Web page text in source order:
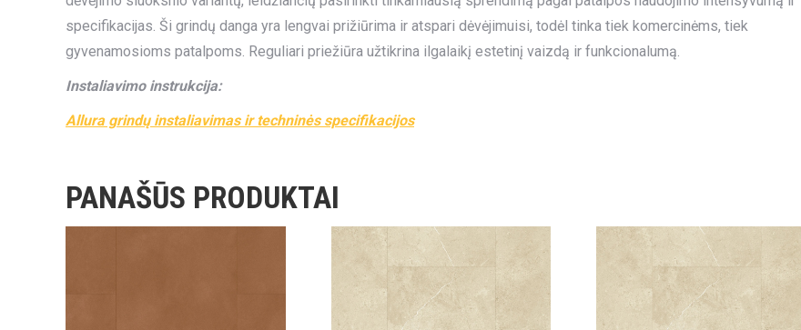
specifikacijas. Ši grindų danga yra lengvai prižiūrima ir atspari dėvėjimuisi, todėl tinka tiek komercinėms, tiek
gyvenamosioms patalpoms. Reguliari priežiūra užtikrina ilgalaikį estetinį vaizdą ir funkcionalumą.
Instaliavimo instrukcija:
Allura grindų instaliavimas ir techninės specifikacijos
PANAŠŪS PRODUKTAI